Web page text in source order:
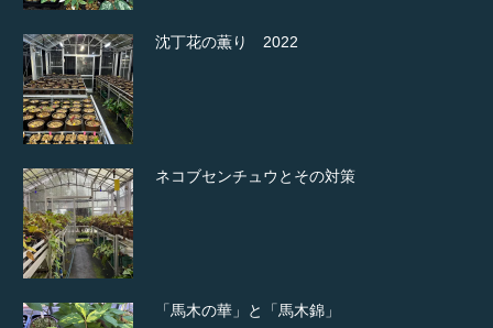
沈丁花の薫り 2022
ネコブセンチュウとその対策
「馬木の華」と「馬木錦」